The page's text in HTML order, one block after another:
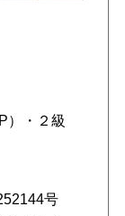
）・２級
号